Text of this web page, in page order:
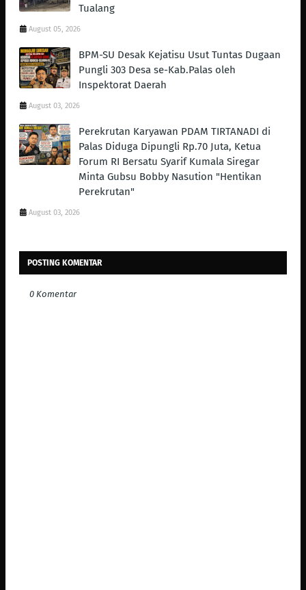
Tualang
August 05, 2026
BPM-SU Desak Kejatisu Usut Tuntas Dugaan
Pungli 303 Desa se-Kab.Palas oleh
Inspektorat Daerah
August 03, 2026
Perekrutan Karyawan PDAM TIRTANADI di
Palas Diduga Dipungli Rp.70 Juta, Ketua
Forum RI Bersatu Syarif Kumala Siregar
Minta Gubsu Bobby Nasution "Hentikan
Perekrutan"
August 03, 2026
POSTING KOMENTAR
0 Komentar